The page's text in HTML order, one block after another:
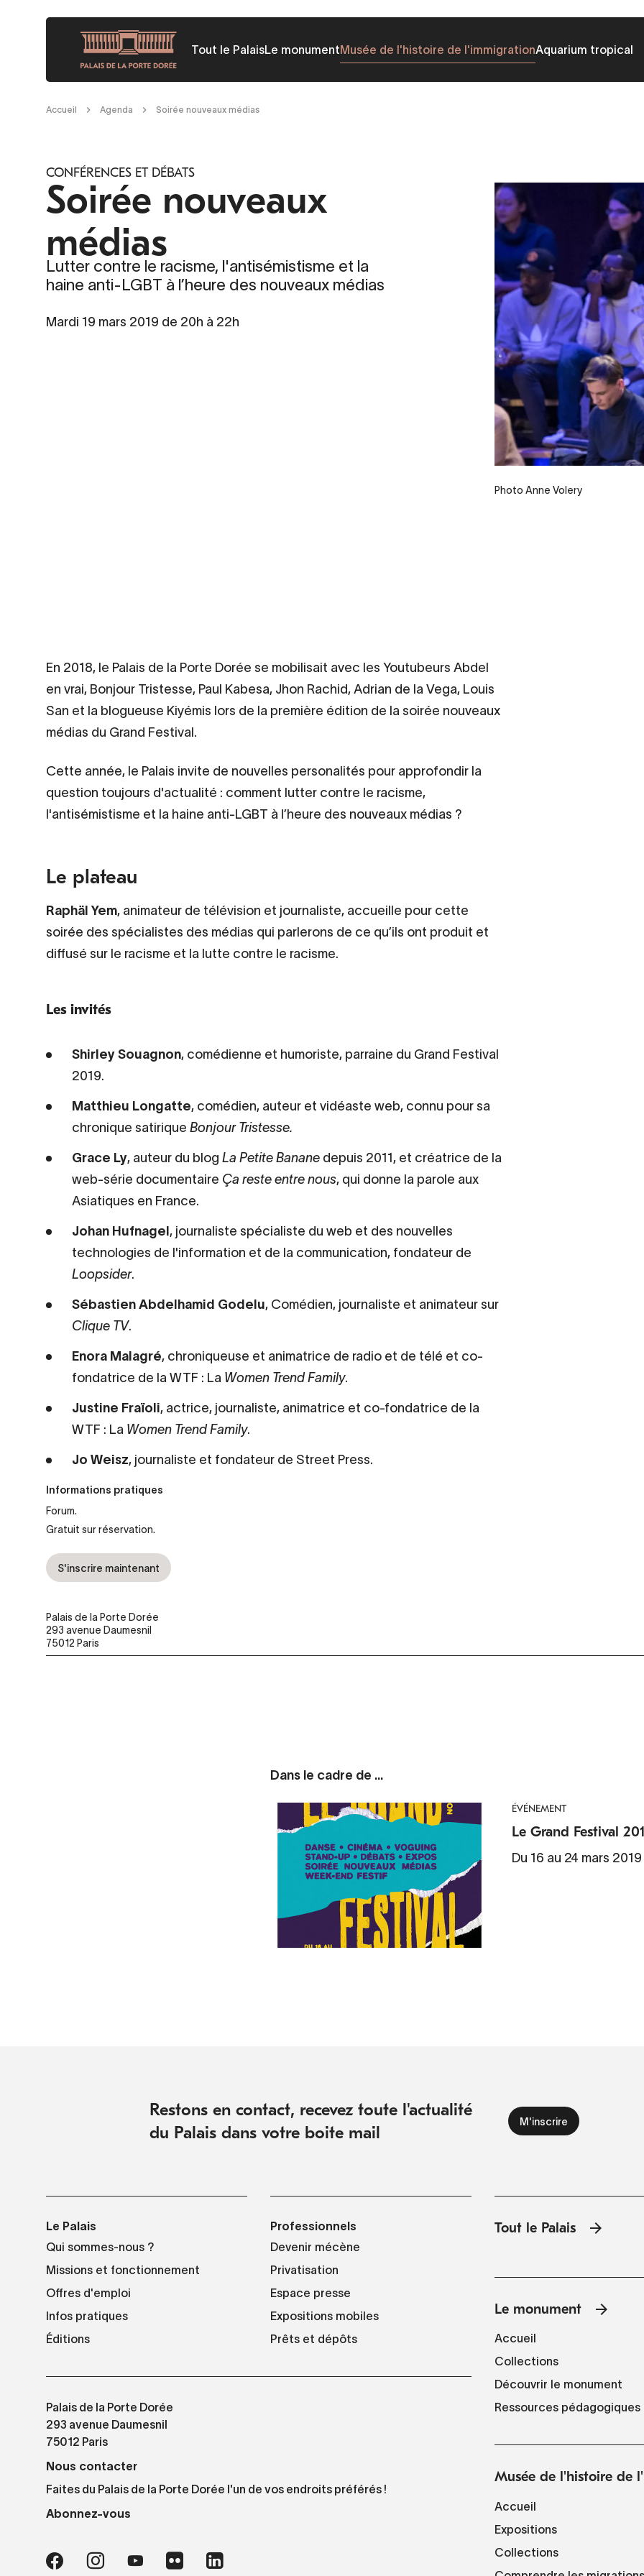
principal
Tout le PalaisLe monumentMusée de l'histoire de l'immigrationAquarium tropical
Fil
Accueil Agenda Soirée nouveaux médias
CONFÉRENCES ET DÉBATS
Soirée nouveaux
médias
Lutter contre le racisme, l'antisémistisme et la
haine anti-LGBT à l’heure des nouveaux médias
Mardi 19 mars 2019 de 20h à 22h
Photo Anne Volery
Contenu
d’origine
En 2018, le Palais de la Porte Dorée se mobilisait avec les Youtubeurs Abdel
en vrai, Bonjour Tristesse, Paul Kabesa, Jhon Rachid, Adrian de la Vega, Louis
San et la blogueuse Kiyémis lors de la première édition de la soirée nouveaux
médias du Grand Festival.
Cette année, le Palais invite de nouvelles personalités pour approfondir la
question toujours d'actualité : comment lutter contre le racisme,
l'antisémistisme et la haine anti-LGBT à l’heure des nouveaux médias ?
Le plateau
Raphäl Yem, animateur de télévision et journaliste, accueille pour cette
soirée des spécialistes des médias qui parlerons de ce qu’ils ont produit et
diffusé sur le racisme et la lutte contre le racisme.
Les invités
Shirley Souagnon, comédienne et humoriste, parraine du Grand Festival
2019.
Matthieu Longatte, comédien, auteur et vidéaste web, connu pour sa
chronique satirique Bonjour Tristesse.
Grace Ly, auteur du blog La Petite Banane depuis 2011, et créatrice de la
web-série documentaire Ça reste entre nous, qui donne la parole aux
Asiatiques en France.
Johan Hufnagel , journaliste spécialiste du web et des nouvelles
technologies de l'information et de la communication, fondateur de
Loopsider.
Sébastien Abdelhamid Godelu, Comédien, journaliste et animateur sur
Clique TV.
Enora Malagré, chroniqueuse et animatrice de radio et de télé et co-
fondatrice de la WTF : La Women Trend Family.
Justine Fraïoli, actrice, journaliste, animatrice et co-fondatrice de la
WTF : La Women Trend Family.
Jo Weisz, journaliste et fondateur de Street Press.
Informations pratiques
Forum.
Gratuit sur réservation.
S'inscrire maintenant
Palais de la Porte Dorée
293 avenue Daumesnil
75012 Paris
Dans le cadre de ...
ÉVÉNEMENT
Le Grand Festival
Du 16 au 24 mars 2019
Restons en contact, recevez toute l'actualité
du Palais dans votre boite mail
Le Palais
Qui sommes-nous ?
Missions et fonctionnement
Offres d'emploi
Infos pratiques
Éditions
Professionnels
Devenir mécène
Privatisation
Espace presse
Expositions mobiles
Prêts et dépôts
Palais de la Porte Dorée
293 avenue Daumesnil
75012 Paris
Nous contacter
Faites du Palais de la Porte Dorée l'un de vos endroits préférés !
Abonnez-vous
Tout le Palais
Le monument
Accueil
Collections
Découvrir le monument
Ressources pédagogiques
Musée de l'histoire de
Accueil
Expositions
Collections